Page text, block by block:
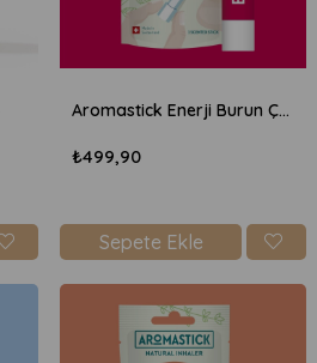
Aromastick Enerji Burun Çubuğu
₺499,90
Sepete Ekle